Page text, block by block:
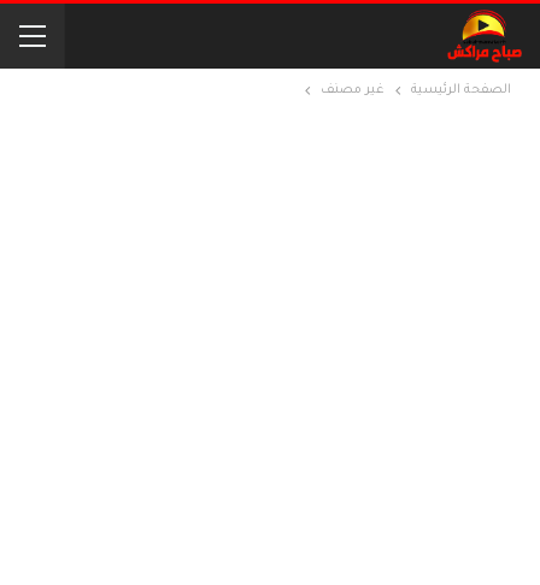
الصفحة الرئيسية غير مصنف